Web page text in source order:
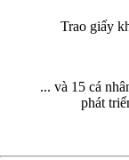
Trao giấy
... và 15 cá
phát